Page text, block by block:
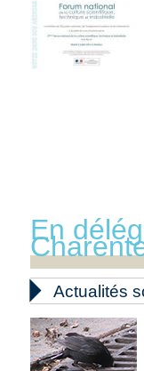
En
 Actualités